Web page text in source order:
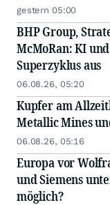
gestern 05:00
BHP Group,
McMoRan: KI
Superzyklus aus
06.08.26, 05:20
Kupfer am
Metallic Mines
06.08.26, 05:16
Europa vor
und Siemens
möglich?